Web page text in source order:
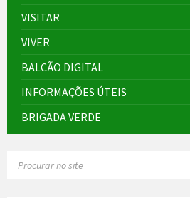
VISITAR
VIVER
BALCÃO DIGITAL
INFORMAÇÕES ÚTEIS
BRIGADA VERDE